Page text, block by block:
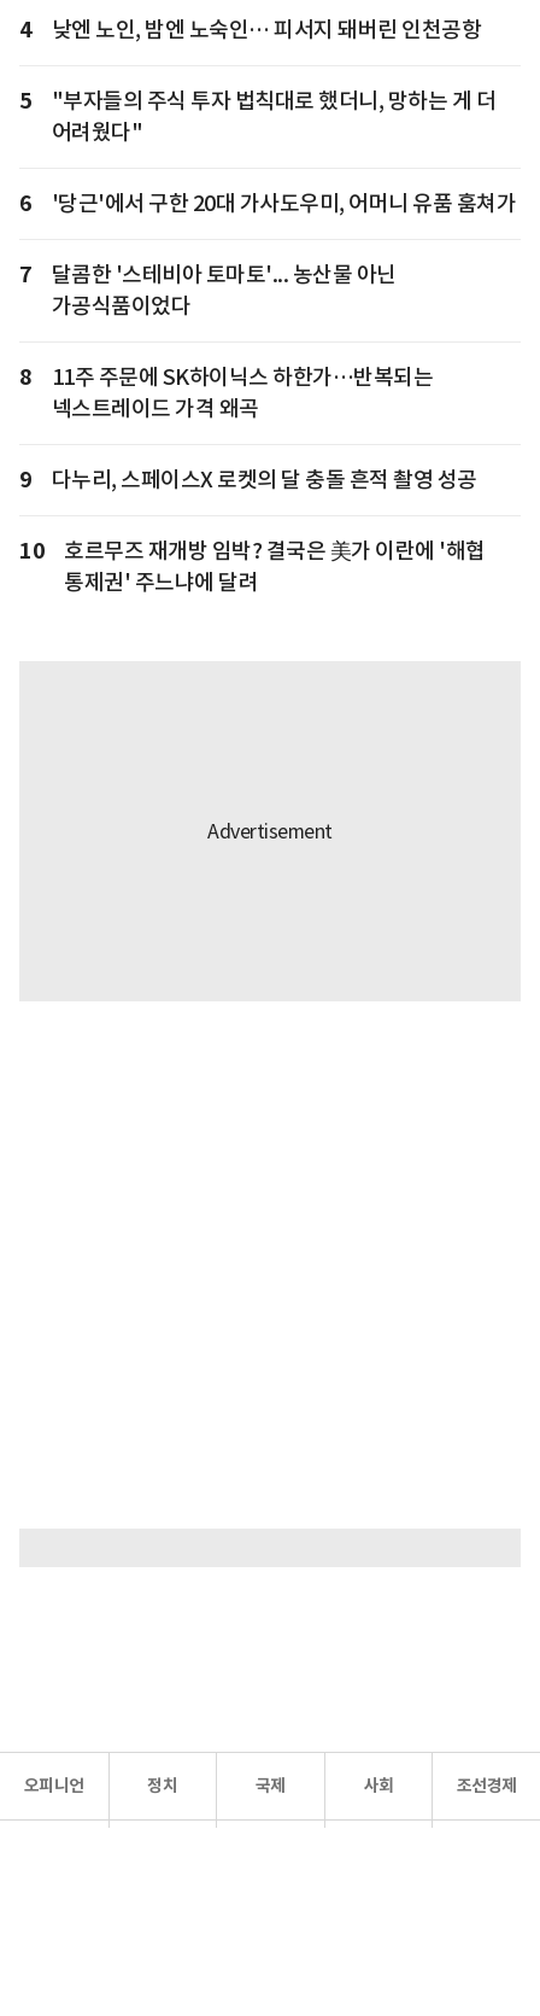
4 낮엔 노인, 밤엔 노숙인… 피서지 돼버린 인천공항
5
"부자들의 주식 투자 법칙대로 했더니, 망하는 게 더
어려웠다"
6 '당근'에서 구한 20대 가사도우미, 어머니 유품 훔쳐가
7
달콤한 '스테비아 토마토'... 농산물 아닌
가공식품이었다
8
11주 주문에 SK하이닉스 하한가…반복되는
넥스트레이드 가격 왜곡
9 다누리, 스페이스X 로켓의 달 충돌 흔적 촬영 성공
10
호르무즈 재개방 임박? 결국은 美가 이란에 '해협
통제권' 주느냐에 달려
오피니언 정치 국제 사회 조선경제